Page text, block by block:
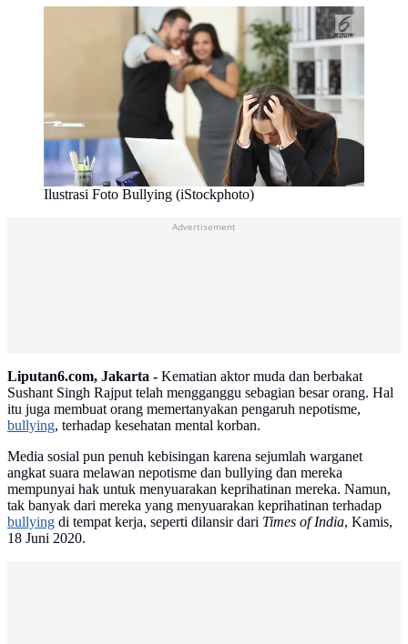
Ilustrasi Foto Bullying (iStockphoto)
Advertisement
Liputan6.com, Jakarta - Kematian aktor muda dan berbakat
Sushant Singh Rajput telah mengganggu sebagian besar orang. Hal
itu juga membuat orang memertanyakan pengaruh nepotisme,
bullying, terhadap kesehatan mental korban.
Media sosial pun penuh kebisingan karena sejumlah warganet
angkat suara melawan nepotisme dan bullying dan mereka
mempunyai hak untuk menyuarakan keprihatinan mereka. Namun,
tak banyak dari mereka yang menyuarakan keprihatinan terhadap
bullying di tempat kerja, seperti dilansir dari Times of India, Kamis,
18 Juni 2020.